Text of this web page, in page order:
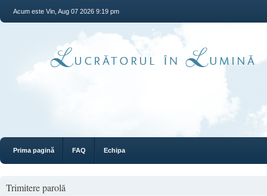
Acum este Vin, Aug 07 2026 9:19 pm
Prima pagină FAQ Echipa
Trimitere parolă